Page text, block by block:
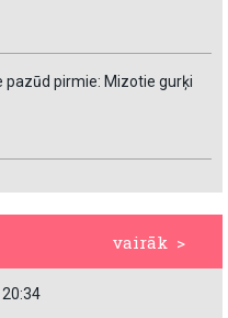
pazūd pirmie: Mizotie gurķi
vairāk >